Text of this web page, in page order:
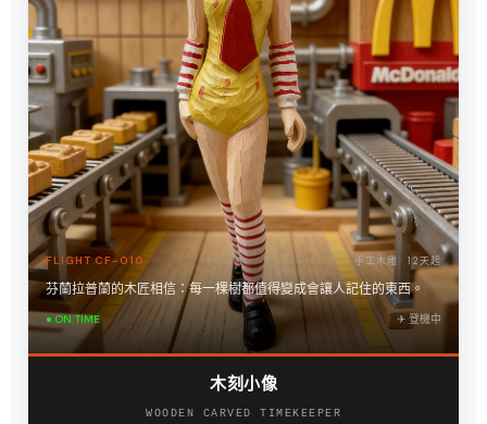
FLIGHT CF-010 手工木雕 · 12天起
芬蘭拉普蘭的木匠相信：每一棵樹都值得變成會讓人記住的東西。
● ON TIME ✈︎ 登機中
木刻小像
WOODEN CARVED TIMEKEEPER